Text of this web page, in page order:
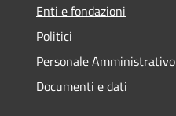
Enti e fondazioni
Politici
Personale Amministrativo
Documenti e dati